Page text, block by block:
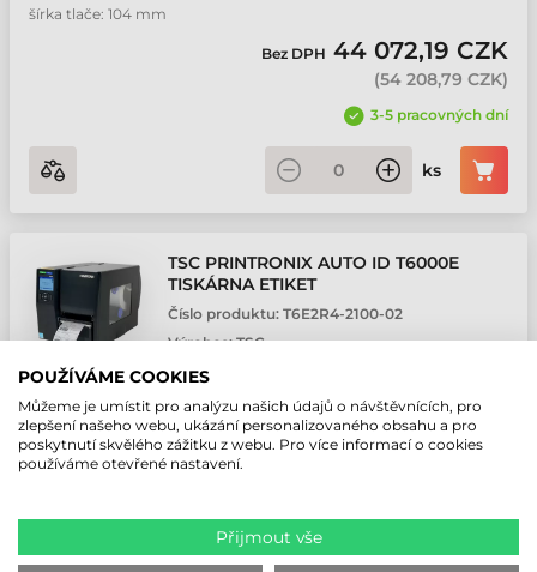
šírka tlače: 104 mm
Bez DPH 44 072,19 CZK
(54 208,79 CZK)
3-5 pracovných dní
ks
TSC PRINTRONIX AUTO ID T6000E
TISKÁRNA ETIKET
Číslo produktu: T6E2R4-2100-02
Výrobce:TSC
tlače: 203 dpi • Maximálna rýchlosť tlače: 356 mm/sec • Maximálna
šírka tlače: 104 mm
POUŽÍVÁME COOKIES
Můžeme je umístit pro analýzu našich údajů o návštěvnících, pro
zlepšení našeho webu, ukázání personalizovaného obsahu a pro
poskytnutí skvělého zážitku z webu. Pro více informací o cookies
používáme otevřené nastavení.
Přijmout vše